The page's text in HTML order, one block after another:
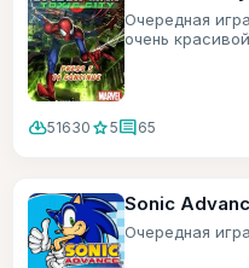
Очередная
очень
cloud_download51630 star5comment65
Sonic
Очередная